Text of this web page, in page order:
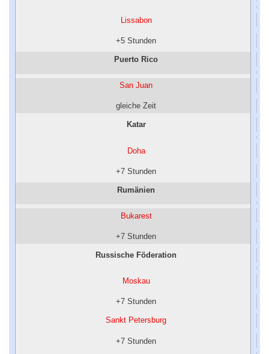
Lissabon
+5 Stunden
Puerto Rico
San Juan
gleiche Zeit
Katar
Doha
+7 Stunden
Rumänien
Bukarest
+7 Stunden
Russische Föderation
Moskau
+7 Stunden
Sankt Petersburg
+7 Stunden